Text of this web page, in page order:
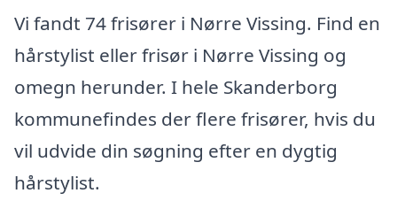
Vi fandt 74 frisører i Nørre Vissing. Find en
hårstylist eller frisør i Nørre Vissing og
omegn herunder. I hele Skanderborg
kommunefindes der flere frisører, hvis du
vil udvide din søgning efter en dygtig
hårstylist.